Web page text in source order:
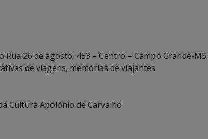
Rua 26 de agosto, 453 – Centro – Campo Grande-MS.
de viagens, memórias de viajantes
Cultura Apolônio de Carvalho